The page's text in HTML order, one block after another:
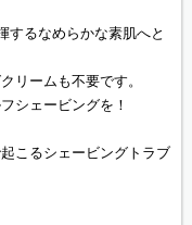
するなめらかな素肌へと
リームも不要です。
シェービングを！
こるシェービングトラブ